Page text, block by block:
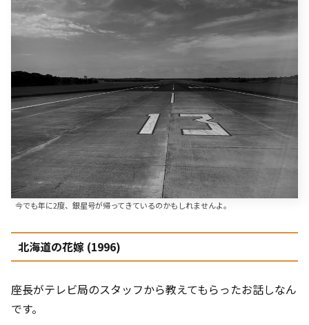
今でも年に2度、銀星号が帰ってきているのかもしれませんよ。
北海道の花嫁 (1996)
座長がテレビ局のスタッフから教えてもらったお話しなん
です。